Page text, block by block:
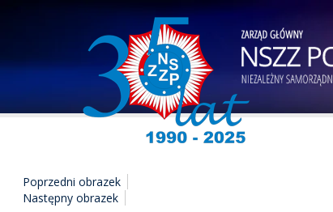
Poprzedni obrazek
Następny obrazek